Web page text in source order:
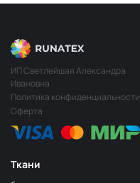
Ткани
ИП Светлейшая Александра
Ивановна
Политика конфиденциальности
Оферта